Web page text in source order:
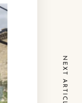
NEXT ARTICLE